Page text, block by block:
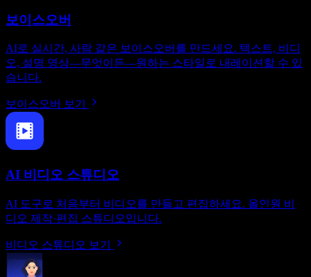
보이스오버
AI로 실시간, 사람 같은 보이스오버를 만드세요. 텍스트, 비디
오, 설명 영상—무엇이든—원하는 스타일로 내레이션할 수 있
습니다.
보이스오버 보기
AI 비디오 스튜디오
AI 도구로 처음부터 비디오를 만들고 편집하세요. 올인원 비
디오 제작·편집 스튜디오입니다.
비디오 스튜디오 보기